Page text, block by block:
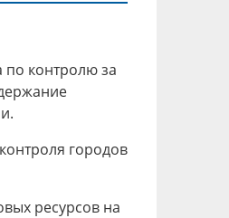
по контролю за
городов
ресурсов на